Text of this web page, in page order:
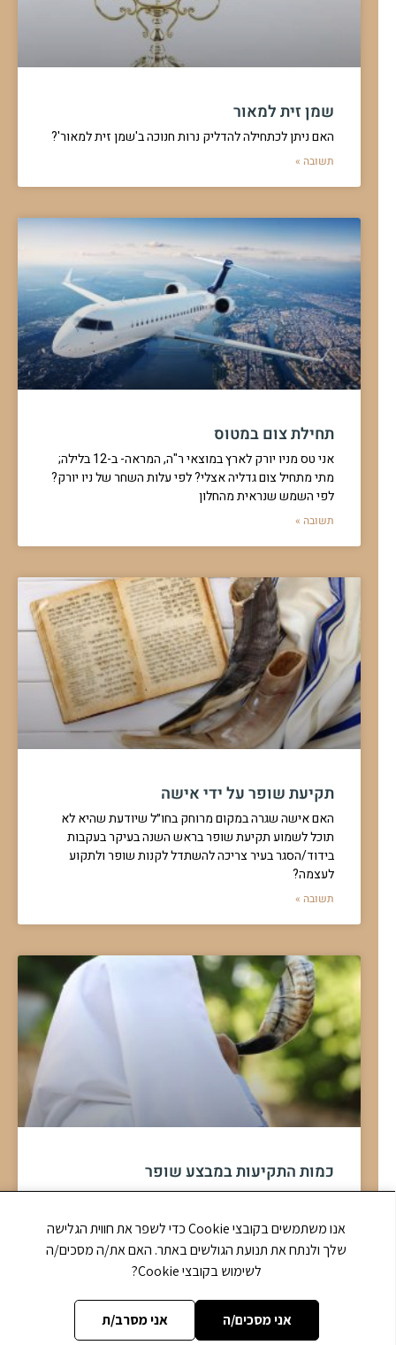
שמן זית למאור
האם ניתן לכתחילה להדליק נרות חנוכה ב'שמן זית למאור'?
תשובה »
תחילת צום במטוס
אני טס מניו יורק לארץ במוצאי ר"ה, המראה- ב-12 בלילה;
מתי מתחיל צום גדליה אצלי? לפי עלות השחר של ניו יורק?
לפי השמש שנראית מהחלון
תשובה »
תקיעת שופר על ידי אישה
האם אישה שגרה במקום מרוחק בחו״ל שיודעת שהיא לא
תוכל לשמוע תקיעת שופר בראש השנה בעיקר בעקבות
בידוד/הסגר בעיר צריכה להשתדל לקנות שופר ולתקוע
לעצמה?
תשובה »
כמות התקיעות במבצע שופר
לגבי תקיעת שופר במבצעים, האם חייבים לתקוע כל המאה
תשובה »
אנו משתמשים בקובצי Cookie כדי לשפר את חווית הגלישה
שלך ולנתח את תנועת הגולשים באתר. האם את/ה מסכים/ה
לשימוש בקובצי Cookie?
אני מסכים/ה אני מסרב/ת